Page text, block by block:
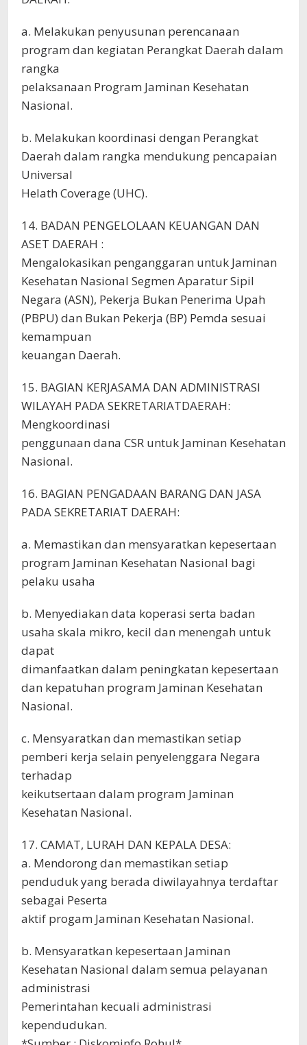
a. Melakukan penyusunan perencanaan
program dan kegiatan Perangkat Daerah dalam
rangka
pelaksanaan Program Jaminan Kesehatan
Nasional.
b. Melakukan koordinasi dengan Perangkat
Daerah dalam rangka mendukung pencapaian
Universal
Helath Coverage (UHC).
14. BADAN PENGELOLAAN KEUANGAN DAN
ASET DAERAH :
Mengalokasikan penganggaran untuk Jaminan
Kesehatan Nasional Segmen Aparatur Sipil
Negara (ASN), Pekerja Bukan Penerima Upah
(PBPU) dan Bukan Pekerja (BP) Pemda sesuai
kemampuan
keuangan Daerah.
15. BAGIAN KERJASAMA DAN ADMINISTRASI
WILAYAH PADA SEKRETARIATDAERAH:
Mengkoordinasi
penggunaan dana CSR untuk Jaminan Kesehatan
Nasional.
16. BAGIAN PENGADAAN BARANG DAN JASA
PADA SEKRETARIAT DAERAH:
a. Memastikan dan mensyaratkan kepesertaan
program Jaminan Kesehatan Nasional bagi
pelaku usaha
b. Menyediakan data koperasi serta badan
usaha skala mikro, kecil dan menengah untuk
dapat
dimanfaatkan dalam peningkatan kepesertaan
dan kepatuhan program Jaminan Kesehatan
Nasional.
c. Mensyaratkan dan memastikan setiap
pemberi kerja selain penyelenggara Negara
terhadap
keikutsertaan dalam program Jaminan
Kesehatan Nasional.
17. CAMAT, LURAH DAN KEPALA DESA:
a. Mendorong dan memastikan setiap
penduduk yang berada diwilayahnya terdaftar
sebagai Peserta
aktif progam Jaminan Kesehatan Nasional.
b. Mensyaratkan kepesertaan Jaminan
Kesehatan Nasional dalam semua pelayanan
administrasi
Pemerintahan kecuali administrasi
kependudukan.